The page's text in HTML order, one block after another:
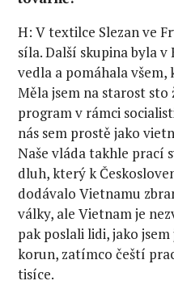
H: V textilce Slezan ve
síla. Další skupina byla v
vedla a pomáhala
Měla jsem na starost
program v rámci
nás sem prostě jako
Naše vláda takhle prací
dluh, který k
dodávalo Vietnamu
války, ale Vietnam je
pak poslali lidi, jako
korun, zatímco čeští
tisíce.